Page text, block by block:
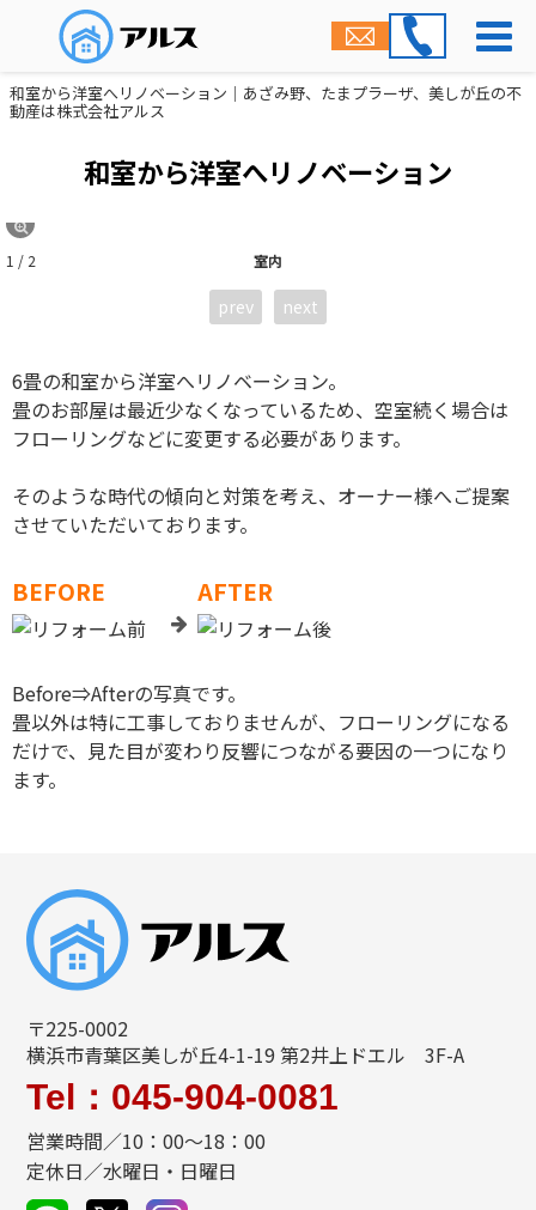
和室から洋室へリノベーション｜あざみ野、たまプラーザ、美しが丘の不
動産は株式会社アルス
和室から洋室へリノベーション
室内
1 / 2
prev next
6畳の和室から洋室へリノベーション。
畳のお部屋は最近少なくなっているため、空室続く場合は
フローリングなどに変更する必要があります。
そのような時代の傾向と対策を考え、オーナー様へご提案
させていただいております。
BEFORE AFTER
Before⇒Afterの写真です。
畳以外は特に工事しておりませんが、フローリングになる
だけで、見た目が変わり反響につながる要因の一つになり
ます。
〒225-0002
横浜市青葉区美しが丘4-1-19 第2井上ドエル 3F-A
Tel：045-904-0081
営業時間／10：00～18：00
定休日／水曜日・日曜日